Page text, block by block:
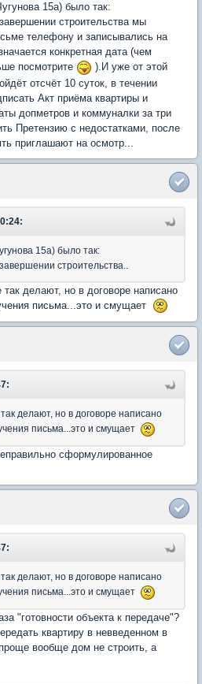
15а) было так:
строительства мы
телефону и записывались на
конкретная дата (чем
посмотрите
).И уже от этой
отсчёт 10 суток, в течении
Акт приёма квартиры и
допметров и коммуналки за три
Претензию с недостатками, после
приглашают на осмотр...
15а) было так:
строительства..
делают, но в договоре написано
письма...это и смущает
делают, но в договоре написано
письма...это и смущает
сформулированное
делают, но в договоре написано
письма...это и смущает
"готовности объекта к передаче"?
квартиру в невведенном в
вообще дом не строить, а